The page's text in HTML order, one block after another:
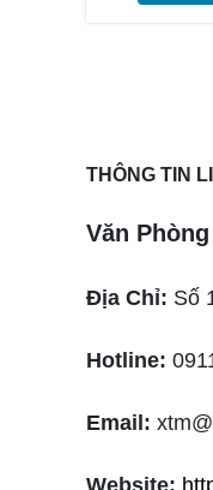
THÔNG TIN
Văn
Địa Chỉ: Số
Hotline:
Email:
Website: